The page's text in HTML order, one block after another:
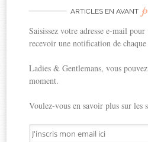
ARTICLES EN AVANT
Saisissez votre adresse e-mail
recevoir une notification de
Ladies & Gentlemans, vous
moment.
Voulez-vous en savoir plus sur les
J'inscris